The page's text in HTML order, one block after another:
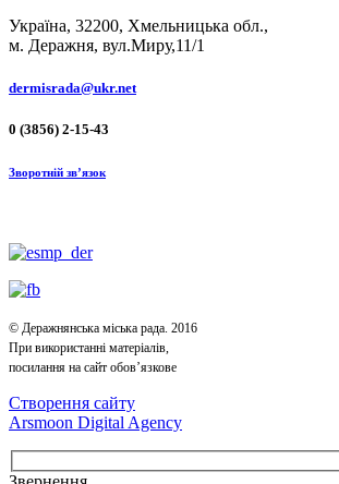
Україна, 32200, Хмельницька обл.,
м. Деражня, вул.Миру,11/1
dermisrada@ukr.net
0 (3856) 2-15-43
Зворотній зв’язок
© Деражнянська міська рада. 2016
При використанні матеріалів,
посилання на сайт обов’язкове
Створення сайту
Arsmoon Digital Agency